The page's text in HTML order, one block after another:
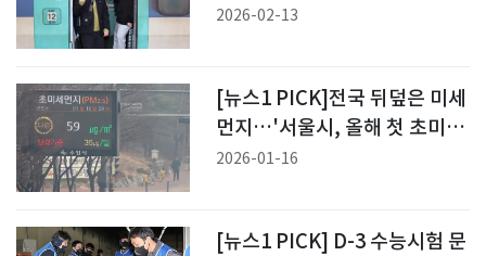
2026-02-13
[뉴스1 PICK]전국 뒤덮은 미세
먼지…'서울시, 올해 첫 초미세
먼지 주의보 발령'
2026-01-16
[뉴스1 PICK] D-3 수능시험 문